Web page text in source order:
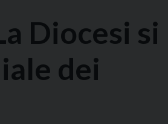
Diocesi si
dei